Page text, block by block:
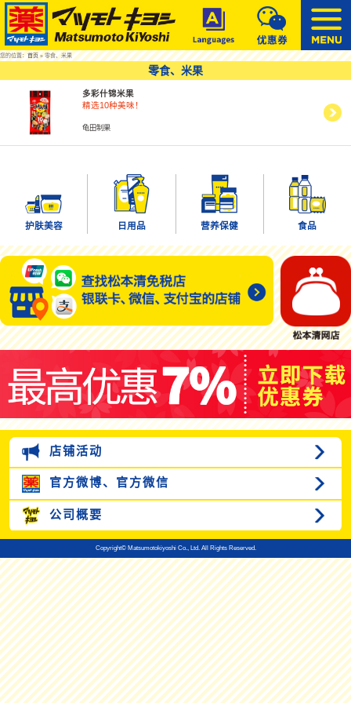
您的位置：首页» 零食、米果
零食、米果
多彩什锦米果
精选10种美味！
龟田制果
护肤美容 日用品 营养保健 食品
店铺活动
官方微博、 官方微信
公司概要
Copyright© Matsumotokiyoshi Co., Ltd. All Rights Reserved.